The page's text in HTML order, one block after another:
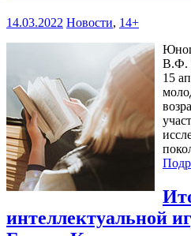
14.03.2022 Новости, 14+
В.Ф.
15
интеллектуальной